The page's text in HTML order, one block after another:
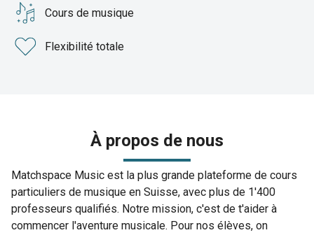
Cours de musique
Flexibilité totale
À propos de nous
Matchspace Music est la plus grande plateforme de cours
particuliers de musique en Suisse, avec plus de 1'400
professeurs qualifiés. Notre mission, c'est de t'aider à
commencer l'aventure musicale. Pour nos élèves, on